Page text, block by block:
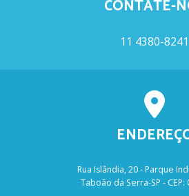
CONTATE-
11 4380-8241
Rua Islândia, 20 - Parque
Taboão da Serra-SP - CEP: